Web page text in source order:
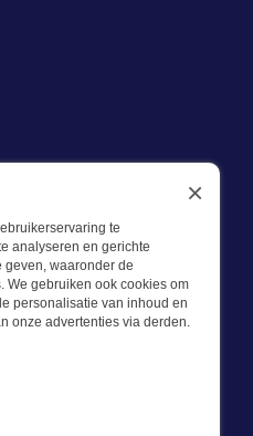
BV. Bevazet levert al
en kleinere ondernemingen.
in Brandwijk. Onze klanten
bedrijfskleding tegen een
te
analyseren en gerichte
geven, waaronder de
We gebruiken ook cookies om
personalisatie van inhoud en
onze advertenties via derden.
×